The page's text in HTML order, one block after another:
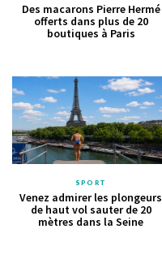
Des macarons Pierre Hermé
offerts dans plus de 20
boutiques à Paris
SPORT
Venez admirer les plongeurs
de haut vol sauter de 20
mètres dans la Seine